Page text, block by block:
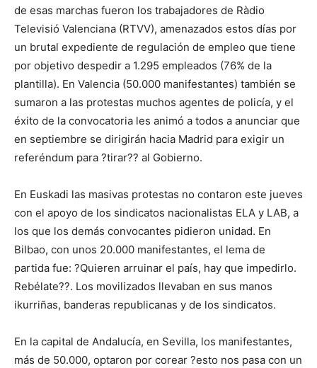
de esas marchas fueron los trabajadores de Ràdio
Televisió Valenciana (RTVV), amenazados estos días por
un brutal expediente de regulación de empleo que tiene
por objetivo despedir a 1.295 empleados (76% de la
plantilla). En Valencia (50.000 manifestantes) también se
sumaron a las protestas muchos agentes de policía, y el
éxito de la convocatoria les animó a todos a anunciar que
en septiembre se dirigirán hacia Madrid para exigir un
referéndum para ?tirar?? al Gobierno.
En Euskadi las masivas protestas no contaron este jueves
con el apoyo de los sindicatos nacionalistas ELA y LAB, a
los que los demás convocantes pidieron unidad. En
Bilbao, con unos 20.000 manifestantes, el lema de
partida fue: ?Quieren arruinar el país, hay que impedirlo.
Rebélate??. Los movilizados llevaban en sus manos
ikurriñas, banderas republicanas y de los sindicatos.
En la capital de Andalucía, en Sevilla, los manifestantes,
más de 50.000, optaron por corear ?esto nos pasa con un